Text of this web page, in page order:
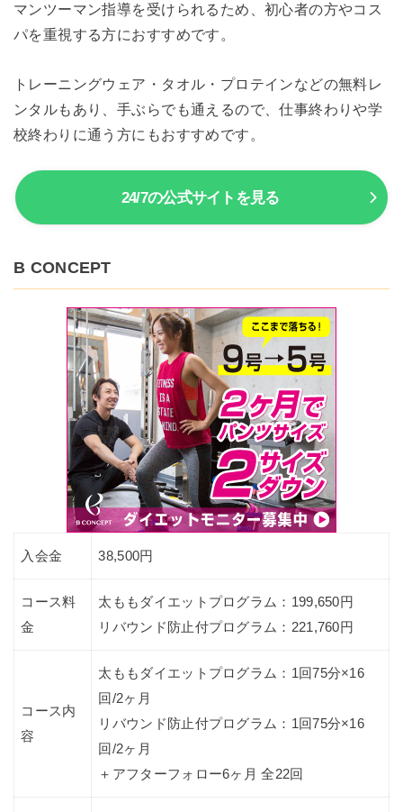
マンツーマン指導を受けられるため、初心者の方やコス
パを重視する方におすすめです。
トレーニングウェア・タオル・プロテインなどの無料レ
ンタルもあり、手ぶらでも通えるので、仕事終わりや学
校終わりに通う方にもおすすめです。
24/7の公式サイトを見る
B CONCEPT
入会金 38,500円
コース料
金
太ももダイエットプログラム：199,650円
リバウンド防止付プログラム：221,760円
コース内
容
太ももダイエットプログラム：1回75分×16
回/2ヶ月
リバウンド防止付プログラム：1回75分×16
回/2ヶ月
＋アフターフォロー6ヶ月 全22回